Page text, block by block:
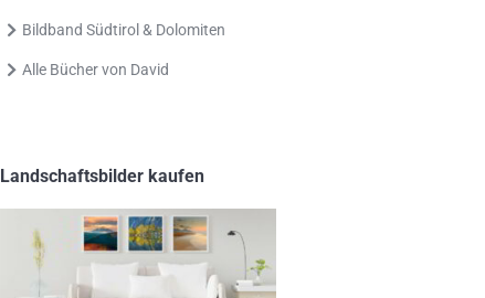
Bildband Südtirol & Dolomiten
Alle Bücher von David
Landschaftsbilder kaufen